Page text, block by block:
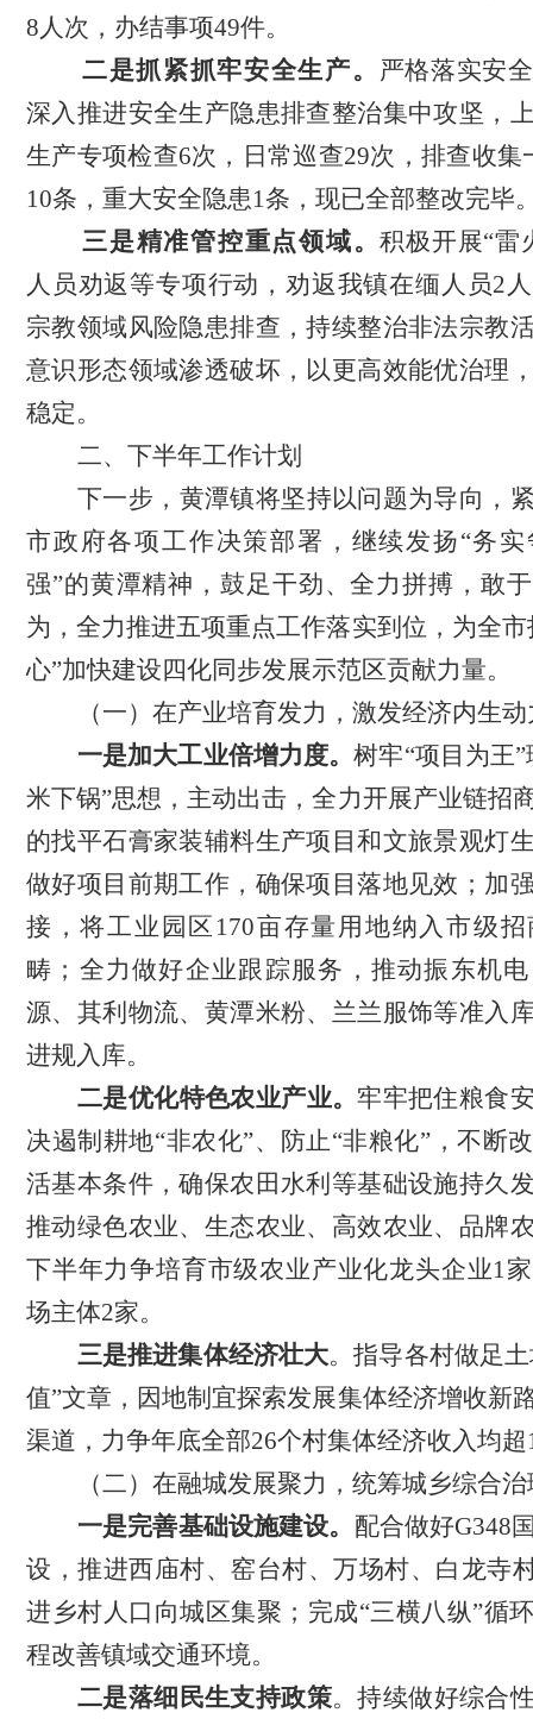
8人次，办结事项49件。
二是抓紧抓牢安全生产。
严格落实安
深入推进安全生产隐患排查整治集中攻坚，
生产专项检查6次，日常巡查29次，排查收集
10条，重大安全隐患1条，现已全部整改完毕
三是精准管控重点领域。积极开展“雷
人员劝返等专项行动，劝返我镇在缅人员2
宗教领域风险隐患排查，持续整治非法宗教
意识形态领域渗透破坏，以更高效能优治理
稳定。
二、 下半年工作计划
下一步，黄潭镇将坚持以问题为导向，
市政府各项工作决策部署，继续发扬“务
强”的黄潭精神，鼓足干劲、全力拼搏，敢
为，全力推进五项重点工作落实到位， 为全
心”加快建设四化同步发展示范区贡献力量。
（一）在产业培育发力，激发经济内生动
一是加大工业倍增力度。树牢“项目为王
米下锅”思想，主动出击，全力开展产业链招
的找平石膏家装辅料生产项目和文旅景观灯
做好项目前期工作，确保项目落地见效； 加
接，将工业园区 170亩存量用地纳入市级
畴；全力做好企业跟踪服务，推动振东机
源、其利物流、黄潭米粉、兰兰服饰等准入
进规入库。
二是优化特色农业产业。牢牢把住粮食
决遏制耕地“非农化”、防止“非粮化”，不断
活基本条件，确保农田水利等基础设施持久
推动绿色农业、生态农业、高效农业、品牌
下半年力争培育市级农业产业化龙头企业1
场主体2家。
三是推进集体经济壮大。指导各村做足
值”文章，因地制宜探索发展集体经济增收新
渠道，力争年底全部26个村集体经济收入均
（二）在融城发展聚力，统筹城乡综合治
一是完善基础设施建设。 配合做好G348
设，推进西庙村、窑台村、万场村、白龙寺
进乡村人口向城区集聚；完成“三横八纵”循
程改善镇域交通环境。
二是落细 民生支持政策。持续做好综合